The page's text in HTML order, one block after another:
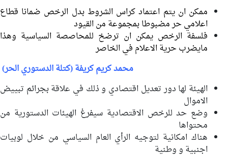
ممكن ان يتم اعتماد كراس الشروط بدل الرخص ضمانا قطاع
اعلامي حر مضبوطا بمجموعة من القيود
فلسفة الرخص يمكن ان ترضخ للمحاصصة السياسية وهذا
مايضرب حرية الاعلام في الخاصر
محمد كريم كريفة (كتلة الدستوري الحر)
الهيئة لها دور تعديل اقتصادي و ذلك في علاقة بجرائم تبييض
الاموال
وضع حد للرخص الاقتصادية سيفرغ الهيئات الدستورية من
محتواها
هناك امكانية لتوجيه الرأي العام السياسي من خلال لوبيات
اجنبية و وطنية